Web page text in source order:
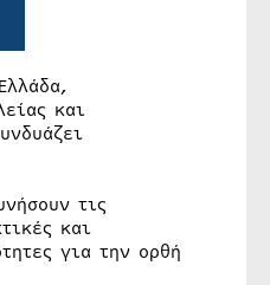
και
τις
και
για την ορθή